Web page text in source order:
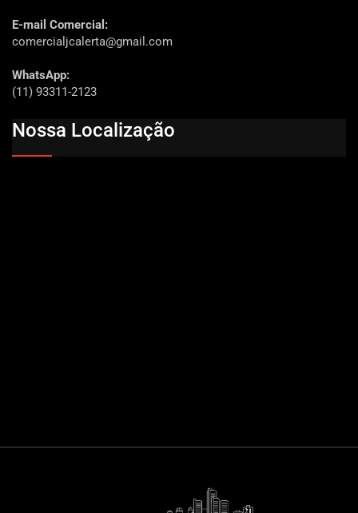
E-mail Comercial:
comercialjcalerta@gmail.com
WhatsApp:
(11) 93311-2123
Nossa Localização